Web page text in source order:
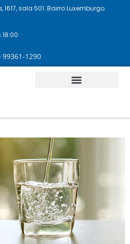
sala 501. Bairro Luxemburgo.
99361-1290